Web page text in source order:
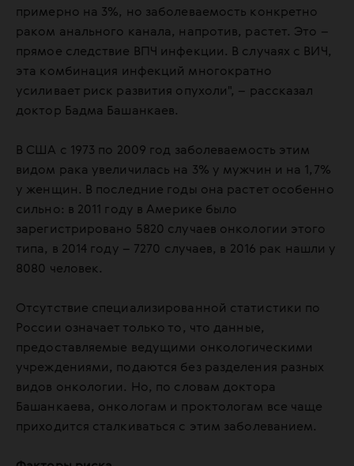
примерно на 3%, но заболеваемость конкретно
раком анального канала, напротив, растет. Это –
прямое следствие ВПЧ инфекции. В случаях с ВИЧ,
эта комбинация инфекций многократно
усиливает риск развития опухоли", – рассказал
доктор Бадма Башанкаев.
В США с 1973 по 2009 год заболеваемость этим
видом рака увеличилась на 3% у мужчин и на 1,7%
у женщин. В последние годы она растет особенно
сильно: в 2011 году в Америке было
зарегистрировано 5820 случаев онкологии этого
типа, в 2014 году – 7270 случаев, в 2016 рак нашли у
8080 человек.
Отсутствие специализированной статистики по
России означает только то, что данные,
предоставляемые ведущими онкологическими
учреждениями, подаются без разделения разных
видов онкологии. Но, по словам доктора
Башанкаева, онкологам и проктологам все чаще
приходится сталкиваться с этим заболеванием.